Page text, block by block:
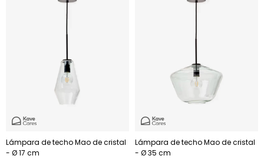
Lámpara de techo Mao de cristal
- Ø 17 cm
Lámpara de techo Mao de cristal
- Ø 35 cm